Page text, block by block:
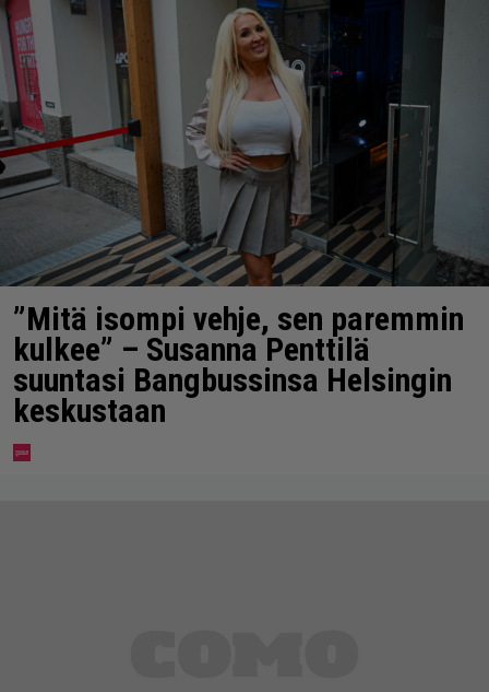
”Mitä isompi vehje, sen paremmin
kulkee” – Susanna Penttilä
suuntasi Bangbussinsa Helsingin
keskustaan